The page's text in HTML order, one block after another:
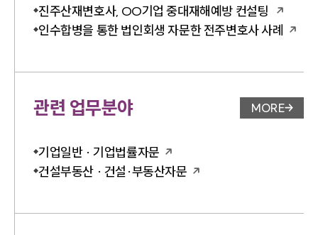
진주산재변호사, OO기업 중대재해예방 컨설팅
인수합병을 통한 법인회생 자문한 전주변호사 사례
관련 업무분야 업무분야
MORE
기업일반 · 기업법률자문
건설부동산 · 건설·부동산자문